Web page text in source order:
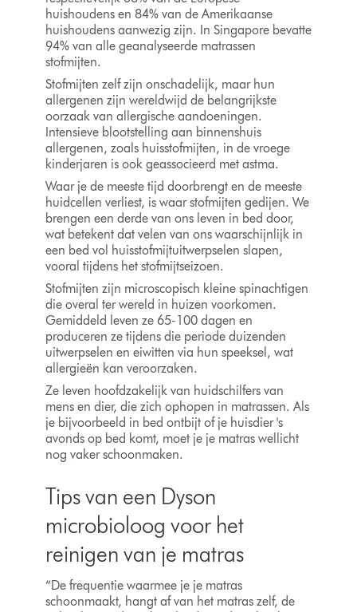
huishoudens en 84% van de Amerikaanse
huishoudens aanwezig zijn. In Singapore bevatte
94% van alle geanalyseerde matrassen
stofmijten.
Stofmijten zelf zijn onschadelijk, maar hun
allergenen zijn wereldwijd de belangrijkste
oorzaak van allergische aandoeningen.
Intensieve blootstelling aan binnenshuis
allergenen, zoals huisstofmijten, in de vroege
kinderjaren is ook geassocieerd met astma.
Waar je de meeste tijd doorbrengt en de meeste
huidcellen verliest, is waar stofmijten gedijen. We
brengen een derde van ons leven in bed door,
wat betekent dat velen van ons waarschijnlijk in
een bed vol huisstofmijtuitwerpselen slapen,
vooral tijdens het stofmijtseizoen.
Stofmijten zijn microscopisch kleine spinachtigen
die overal ter wereld in huizen voorkomen.
Gemiddeld leven ze 65-100 dagen en
produceren ze tijdens die periode duizenden
uitwerpselen en eiwitten via hun speeksel, wat
allergieën kan veroorzaken.
Ze leven hoofdzakelijk van huidschilfers van
mens en dier, die zich ophopen in matrassen. Als
je bijvoorbeeld in bed ontbijt of je huisdier 's
avonds op bed komt, moet je je matras wellicht
nog vaker schoonmaken.
Tips van een Dyson
microbioloog voor het
reinigen van je matras
“De frequentie waarmee je je matras
schoonmaakt, hangt af van het matras zelf, de